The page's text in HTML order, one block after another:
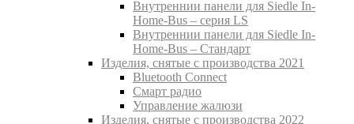
Внутреннии панели для Siedle In-
Home-Bus – серия LS
Внутреннии панели для Siedle In-
Home-Bus – Стандарт
Изделия, снятые с производства 2021
Bluetooth Connect
Смарт радио
Управление жалюзи
Изделия, снятые с производства 2022